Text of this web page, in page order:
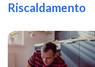
Riscaldamento